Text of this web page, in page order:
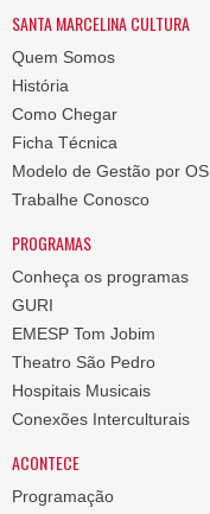
SANTA MARCELINA CULTURA
Quem Somos
História
Como Chegar
Ficha Técnica
Modelo de Gestão por OS
Trabalhe Conosco
PROGRAMAS
Conheça os programas
GURI
EMESP Tom Jobim
Theatro São Pedro
Hospitais Musicais
Conexões Interculturais
ACONTECE
Programação